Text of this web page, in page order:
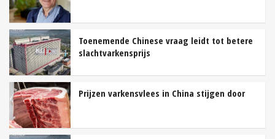
Toenemende Chinese vraag leidt tot betere
slachtvarkensprijs
Prijzen varkensvlees in China stijgen door